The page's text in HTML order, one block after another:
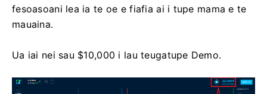
fesoasoani lea ia te oe e fiafia ai i tupe mama e te
mauaina.
Ua iai nei sau $10,000 i lau teugatupe Demo.